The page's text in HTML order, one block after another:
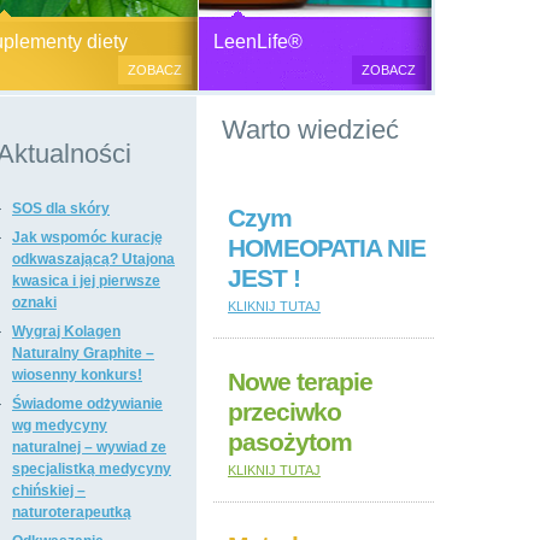
Generator plazmy
diety
Suplementy diety, zdrowa żywność i
przeciwbakteryjne, przeciwgrzybicze
ogólnie wzmacniające i regulujące
funkcje organizmu, dietetyczne i
regulujące pracę układu
tkanki łącznej i kosmetyki naturalne,
Nona, Colway, Morinda, Forever.
ZOBACZ
LeenLife®
ZOBACZ
SOS dla skóry
Jak wspomóc kurację
odkwaszającą? Utajona
kwasica i jej pierwsze
oznaki
Wygraj Kolagen
Naturalny Graphite –
wiosenny konkurs!
Świadome odżywianie
wg medycyny
naturalnej – wywiad ze
specjalistką medycyny
chińskiej –
naturoterapeutką
Warto wiedzieć
Czym
HOMEOPATIA NIE
JEST !
KLIKNIJ TUTAJ
Nowe terapie
przeciwko
pasożytom
KLIKNIJ TUTAJ